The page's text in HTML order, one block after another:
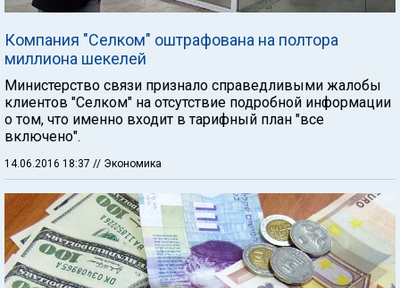
Компания "Селком" оштрафована на полтора
миллиона шекелей
Министерство связи признало справедливыми жалобы
клиентов "Селком" на отсутствие подробной информации
о том, что именно входит в тарифный план "все
включено".
14.06.2016 18:37 // Экономика